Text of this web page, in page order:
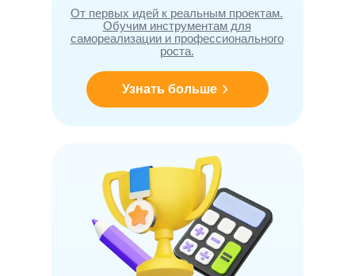
От первых идей к реальным проектам.
Обучим инструментам для
самореализации и профессионального
роста.
Узнать больше